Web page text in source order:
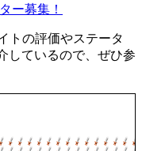
ー募集！
トの評価やステータ
しているので、ぜひ参